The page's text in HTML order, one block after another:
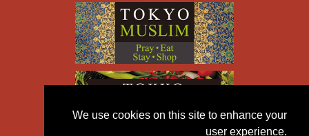
We use cookies on this site to enhance your
user experience.